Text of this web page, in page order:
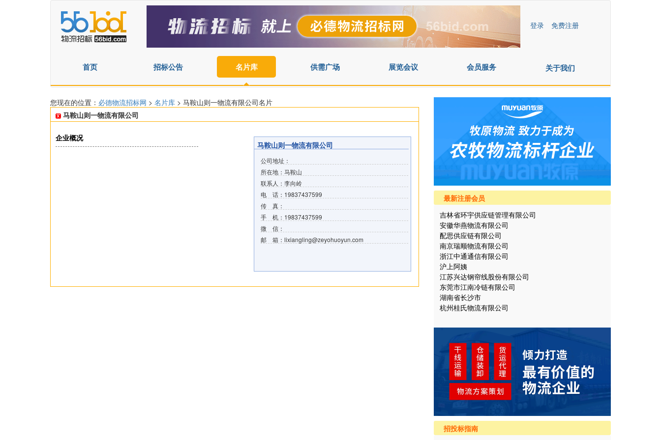
登录 免费注册
首页 招标公告 名片库 供需广场 展览会议 会员服务 关于我们
您现在的位置： 必德物流招标网 > 名片库 > 马鞍山则一物流有限公司名片
马鞍山则一物流有限公司
马鞍山则一物流有限公司
公司地址：
所在地：马鞍山
联系人：李向岭
电 话：19837437599
传 真：
手 机：19837437599
微 信：
邮 箱：lixiangling@zeyohuoyun.com
企业概况
最新注册会员
吉林省环宇供应链管理有限公司
安徽华燕物流有限公司
配思供应链有限公司
南京瑞顺物流有限公司
浙江中通通信有限公司
沪上阿姨
江苏兴达钢帘线股份有限公司
东莞市江南冷链有限公司
湖南省长沙市
杭州桂氏物流有限公司
招投标指南